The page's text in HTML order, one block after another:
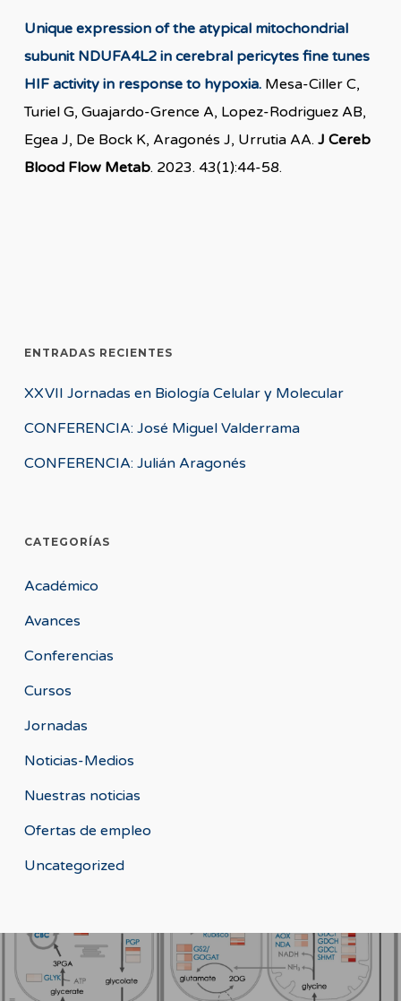
Unique expression of the atypical mitochondrial
subunit NDUFA4L2 in cerebral pericytes fine tunes
HIF activity in response to hypoxia.Mesa-Ciller C,
Turiel G, Guajardo-Grence A, Lopez-Rodriguez AB,
Egea J, De Bock K, Aragonés J, Urrutia AA. J Cereb
Blood Flow Metab. 2023. 43(1):44-58.
ENTRADAS RECIENTES
XXVII Jornadas en Biología Celular y Molecular
CONFERENCIA: José Miguel Valderrama
CONFERENCIA: Julián Aragonés
CATEGORÍAS
Académico
Avances
Conferencias
Cursos
Jornadas
Noticias-Medios
Nuestras noticias
Ofertas de empleo
Uncategorized